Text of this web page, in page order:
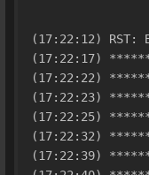
(17:22:12) RST:
(17:22:17)
(17:22:22)
(17:22:23)
(17:22:25)
(17:22:32)
(17:22:39)